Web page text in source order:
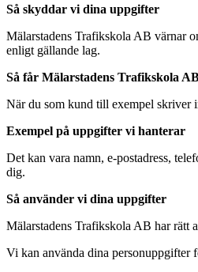
Så skyddar vi dina uppgifter
Mälarstadens Trafikskola AB värnar
enligt gällande lag.
Så får Mälarstadens Trafikskola
När du som kund till exempel skriver
Exempel på uppgifter vi hanterar
Det kan vara namn, e-postadress,
dig.
Så använder vi dina uppgifter
Mälarstadens Trafikskola AB har rätt
Vi kan använda dina personuppgifter